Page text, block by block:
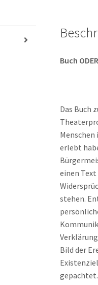
Buch
Das Buch
Menschen
erlebt
einen
stehen.
Bild der
gepachtet.